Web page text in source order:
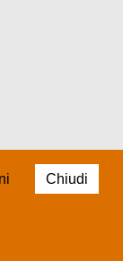
Chiudi